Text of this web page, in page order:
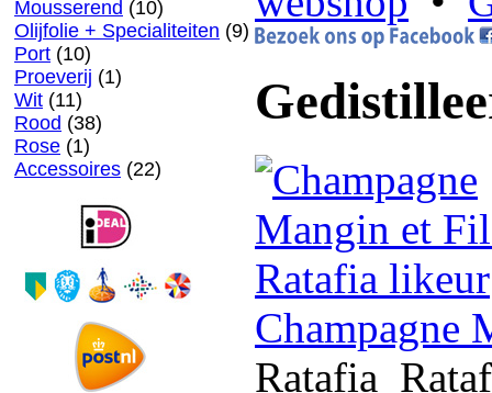
Mousserend (10)
Olijfolie + Specialiteiten (9)
Port (10)
Proeverij (1)
Wit (11)
Rood (38)
Rose (1)
Accessoires (22)
Champagne
Ratafia